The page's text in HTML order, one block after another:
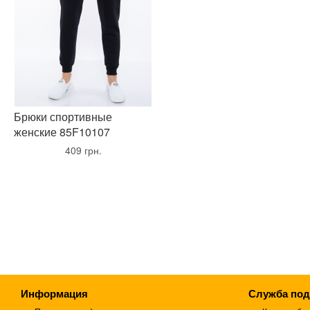
Брюки спортивные
женские 85F10107
409 грн.
Информация Служба